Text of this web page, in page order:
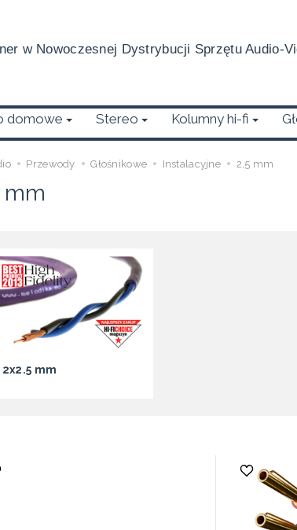
w Nowoczesnej Dystrybucji Sprzętu Audio-
domowe Stereo Kolumny hi-fi
Przewody Głośnikowe Instalacyjne 2,5 mm
mm
2x2.5 mm